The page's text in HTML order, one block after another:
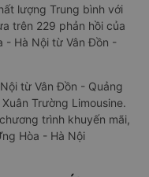
lượng Trung bình với
trên 229 phản hồi của
- Hà Nội từ Vân Đồn -
từ Vân Đồn - Quảng
Trường Limousine.
trình khuyến mãi,
Hòa - Hà Nội